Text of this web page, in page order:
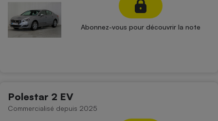
Abonnez-vous pour découvrir la note
Polestar 2 EV
Commercialisé depuis 2025